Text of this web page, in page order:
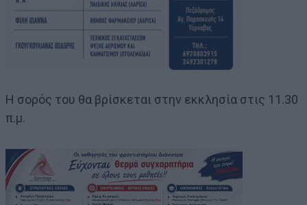
Η σορός του θα βρίσκεται στην εκκλησία στις 11.30
π.μ.